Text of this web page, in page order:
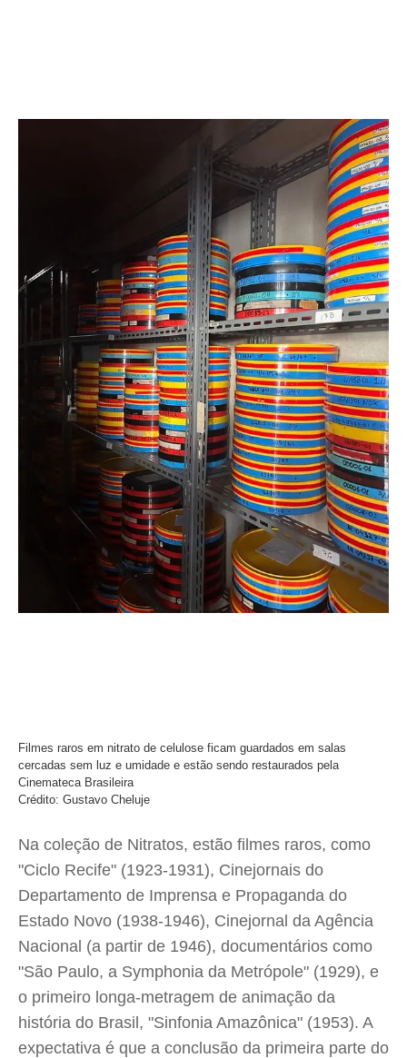
Filmes raros em nitrato de celulose ficam guardados em salas
cercadas sem luz e umidade e estão sendo restaurados pela
Cinemateca Brasileira
Crédito: Gustavo Cheluje
Na coleção de Nitratos, estão filmes raros, como
"Ciclo Recife" (1923-1931), Cinejornais do
Departamento de Imprensa e Propaganda do
Estado Novo (1938-1946), Cinejornal da Agência
Nacional (a partir de 1946), documentários como
"São Paulo, a Symphonia da Metrópole" (1929), e
o primeiro longa-metragem de animação da
história do Brasil, "Sinfonia Amazônica" (1953). A
expectativa é que a conclusão da primeira parte do